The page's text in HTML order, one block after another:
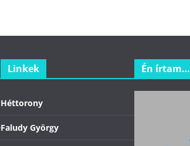
Linkek
Héttorony
Faludy György
Én írtam…